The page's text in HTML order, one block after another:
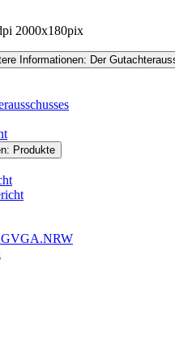
Informationen: Der
Produkte